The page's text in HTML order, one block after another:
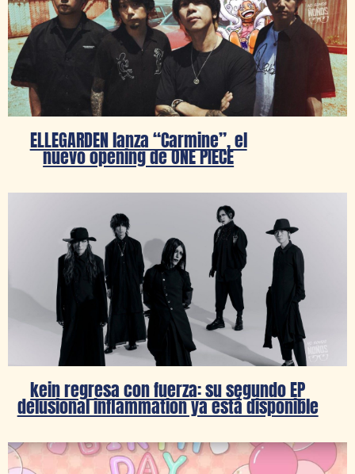
ELLEGARDEN lanza “Carmine”, el
nuevo opening de ONE PIECE
kein regresa con fuerza: su segundo EP
delusional inflammation ya está disponible